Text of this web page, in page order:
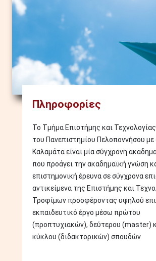
Πληροφορίες
Το Τμήμα Επιστήμης και
του Πανεπιστημίου Πελοποννήσου με
Καλαμάτα είναι μία σύγχρονη
που προάγει την ακαδημαϊκή γνώση
επιστημονική έρευνα σε σύγχρονα
αντικείμενα της Επιστήμης και
Τροφίμων προσφέροντας υψηλού
εκπαιδευτικό έργο μέσω πρώτου
(προπτυχιακών), δεύτερου (master)
κύκλου (διδακτορικών) σπουδών.